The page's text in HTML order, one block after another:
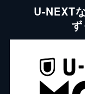
U-NEXT